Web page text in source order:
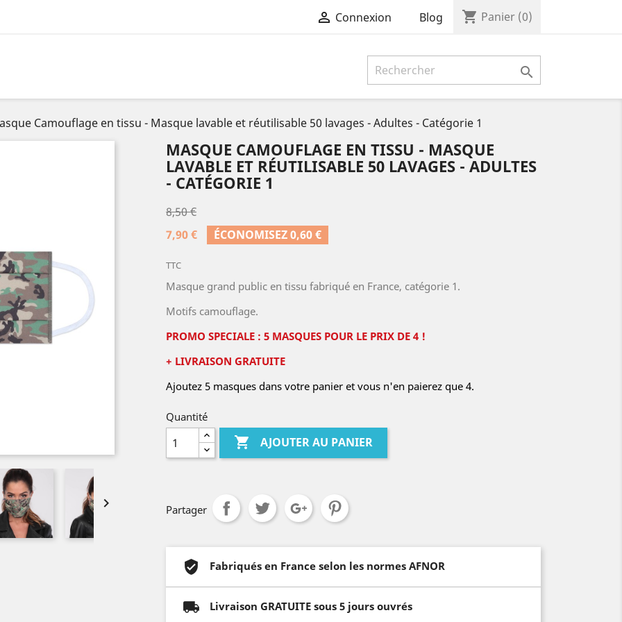
 Connexion Blog shopping_cart Panier (0)

Camouflage en tissu - Masque lavable et réutilisable 50 lavages - Adultes - Catégorie 1

MASQUE CAMOUFLAGE EN TISSU - MASQUE
LAVABLE ET RÉUTILISABLE 50 LAVAGES - ADULTES
- CATÉGORIE 1
8,50 €
7,90 €
ÉCONOMISEZ 0,60 €
TTC
Masque grand public en tissu fabriqué en France, catégorie 1.
Motifs camouflage.
PROMO SPECIALE : 5 MASQUES POUR LE PRIX DE 4 !
+ LIVRAISON GRATUITE
Ajoutez 5 masques dans votre panier et vous n'en paierez que 4.
Quantité
 AJOUTER AU PANIER
Partager
Fabriqués en France selon les normes AFNOR
Livraison GRATUITE sous 5 jours ouvrés